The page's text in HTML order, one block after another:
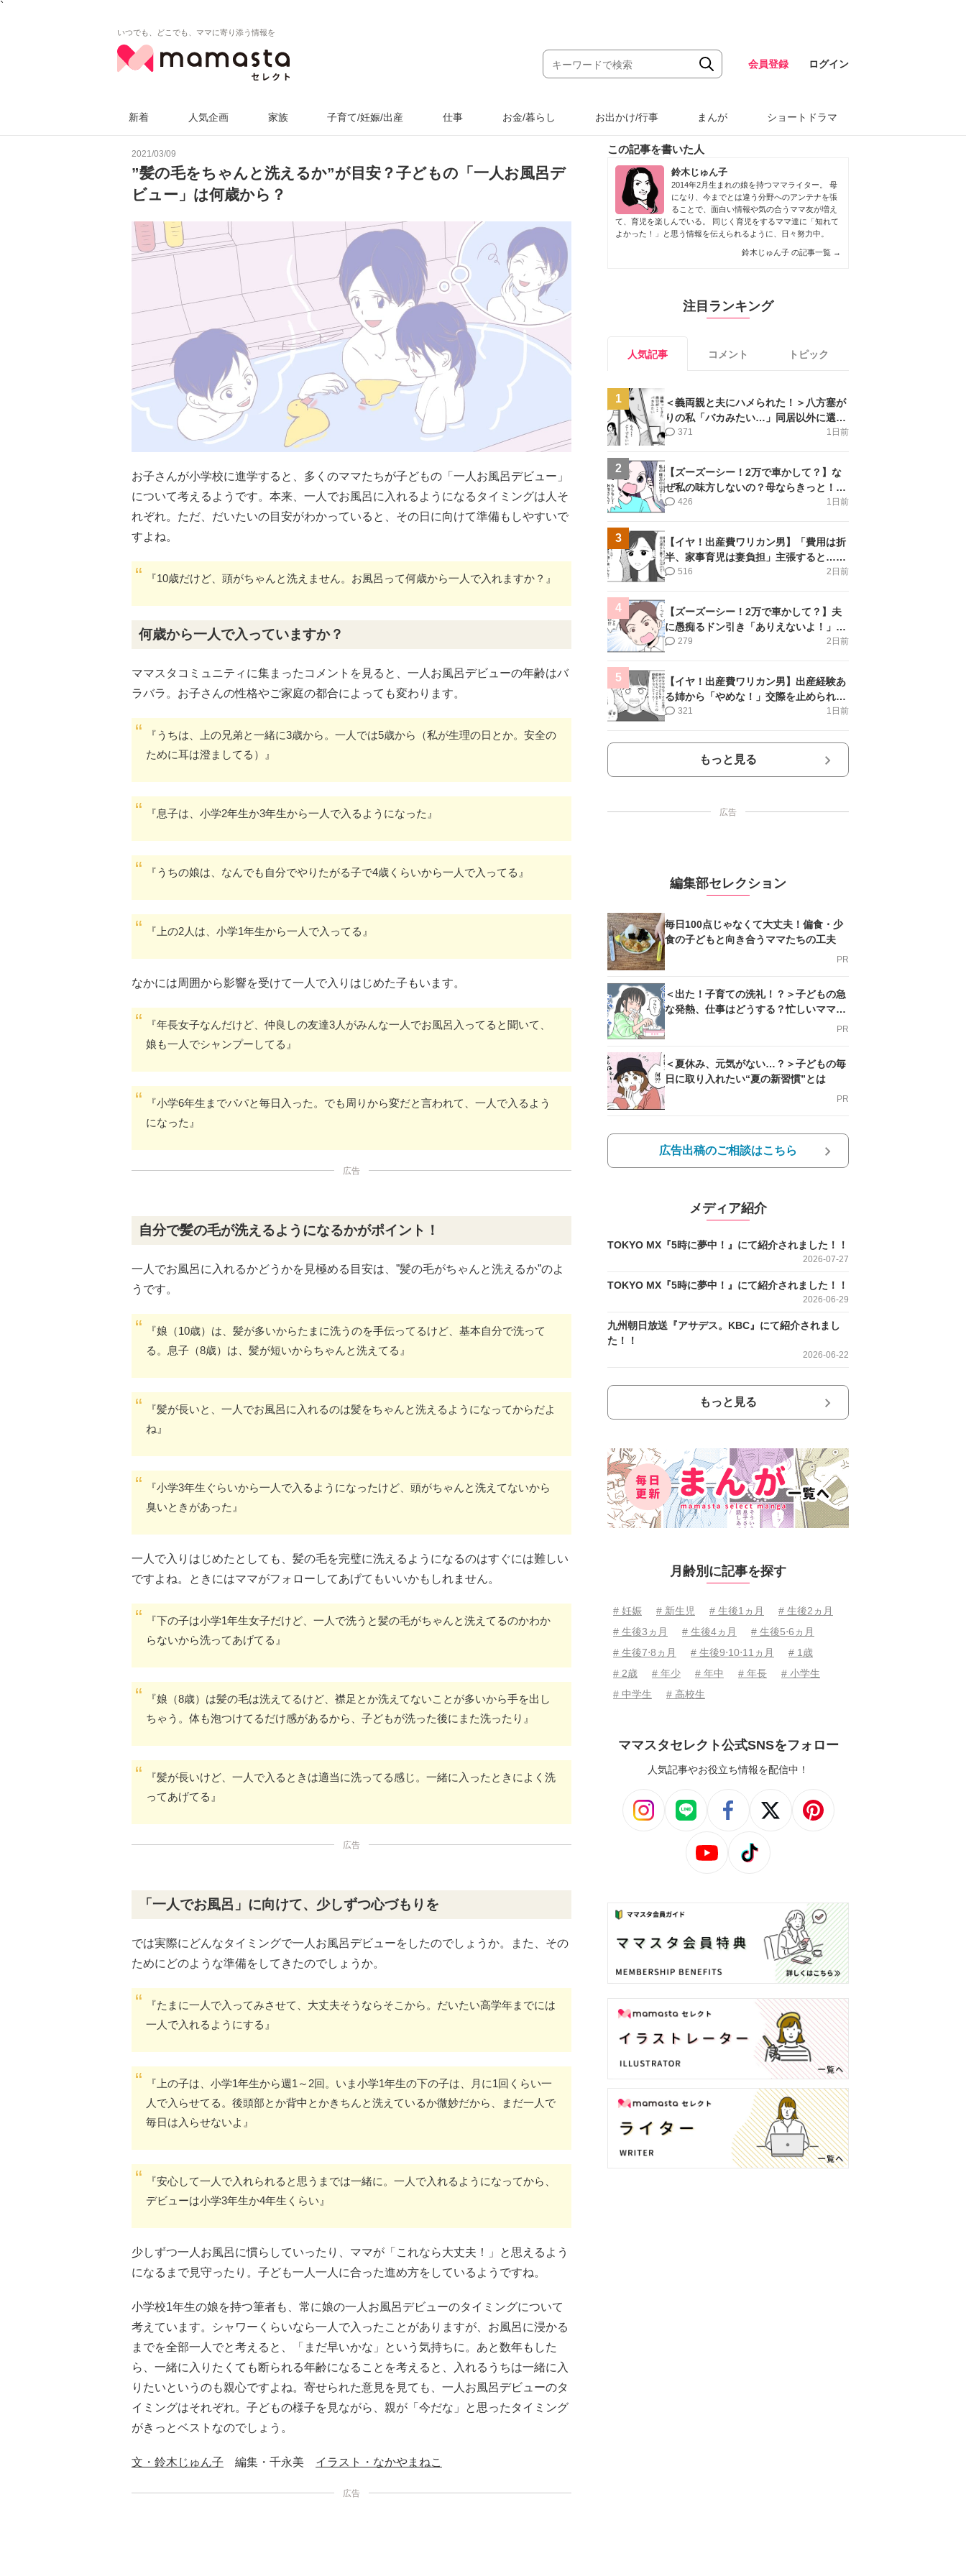
`
いつでも、どこでも、ママに寄り添う情報を
会員登録 ログイン
新着 人気企画 家族 子育て/妊娠/出産 仕事 お金/暮らし お出かけ/行事 まんが ショートドラマ
2021/03/09
”髪の毛をちゃんと洗えるか”が目安？子どもの「一人お風呂デ
ビュー」は何歳から？
お子さんが小学校に進学すると、多くのママたちが子どもの「一人お風呂デビュー」
について考えるようです。本来、一人でお風呂に入れるようになるタイミングは人そ
れぞれ。ただ、だいたいの目安がわかっていると、その日に向けて準備もしやすいで
すよね。
『10歳だけど、頭がちゃんと洗えません。お風呂って何歳から一人で入れますか？』
何歳から一人で入っていますか？
ママスタコミュニティに集まったコメントを見ると、一人お風呂デビューの年齢はバ
ラバラ。お子さんの性格やご家庭の都合によっても変わります。
『うちは、上の兄弟と一緒に3歳から。一人では5歳から（私が生理の日とか。安全の
ために耳は澄ましてる）』
『息子は、小学2年生か3年生から一人で入るようになった』
『うちの娘は、なんでも自分でやりたがる子で4歳くらいから一人で入ってる』
『上の2人は、小学1年生から一人で入ってる』
なかには周囲から影響を受けて一人で入りはじめた子もいます。
『年長女子なんだけど、仲良しの友達3人がみんな一人でお風呂入ってると聞いて、
娘も一人でシャンプーしてる』
『小学6年生までパパと毎日入った。でも周りから変だと言われて、一人で入るよう
になった』
広告
自分で髪の毛が洗えるようになるかがポイント！
一人でお風呂に入れるかどうかを見極める目安は、”髪の毛がちゃんと洗えるか”のよ
うです。
『娘（10歳）は、髪が多いからたまに洗うのを手伝ってるけど、基本自分で洗って
る。息子（8歳）は、髪が短いからちゃんと洗えてる』
『髪が長いと、一人でお風呂に入れるのは髪をちゃんと洗えるようになってからだよ
ね』
『小学3年生ぐらいから一人で入るようになったけど、頭がちゃんと洗えてないから
臭いときがあった』
一人で入りはじめたとしても、髪の毛を完璧に洗えるようになるのはすぐには難しい
ですよね。ときにはママがフォローしてあげてもいいかもしれません。
『下の子は小学1年生女子だけど、一人で洗うと髪の毛がちゃんと洗えてるのかわか
らないから洗ってあげてる』
『娘（8歳）は髪の毛は洗えてるけど、襟足とか洗えてないことが多いから手を出し
ちゃう。体も泡つけてるだけ感があるから、子どもが洗った後にまた洗ったり』
『髪が長いけど、一人で入るときは適当に洗ってる感じ。一緒に入ったときによく洗
ってあげてる』
広告
「一人でお風呂」に向けて、少しずつ心づもりを
では実際にどんなタイミングで一人お風呂デビューをしたのでしょうか。また、その
ためにどのような準備をしてきたのでしょうか。
『たまに一人で入ってみさせて、大丈夫そうならそこから。だいたい高学年までには
一人で入れるようにする』
『上の子は、小学1年生から週1～2回。いま小学1年生の下の子は、月に1回くらい一
人で入らせてる。後頭部とか背中とかきちんと洗えているか微妙だから、まだ一人で
毎日は入らせないよ』
『安心して一人で入れられると思うまでは一緒に。一人で入れるようになってから、
デビューは小学3年生か4年生くらい』
少しずつ一人お風呂に慣らしていったり、ママが「これなら大丈夫！」と思えるよう
になるまで見守ったり。子ども一人一人に合った進め方をしているようですね。
小学校1年生の娘を持つ筆者も、常に娘の一人お風呂デビューのタイミングについて
考えています。シャワーくらいなら一人で入ったことがありますが、お風呂に浸かる
までを全部一人でと考えると、「まだ早いかな」という気持ちに。あと数年もした
ら、一緒に入りたくても断られる年齢になることを考えると、入れるうちは一緒に入
りたいというのも親心ですよね。寄せられた意見を見ても、一人お風呂デビューのタ
イミングはそれぞれ。子どもの様子を見ながら、親が「今だな」と思ったタイミング
がきっとベストなのでしょう。
文・鈴木じゅん子 編集・千永美 イラスト・なかやまねこ
広告
この記事を書いた人
鈴木じゅん子
2014年2月生まれの娘を持つママライター。 母
になり、今までとは違う分野へのアンテナを張
ることで、面白い情報や気の合うママ友が増え
て、育児を楽しんでいる。 同じく育児をするママ達に「知れて
よかった！」と思う情報を伝えられるように、日々努力中。
鈴木じゅん子 の記事一覧 →
注目ランキング
人気記事 コメント トピック
1
＜義両親と夫にハメられた！＞八方塞が
りの私「バカみたい…」同居以外に選択
肢がない【第5話まんが】
1日前
371
2
【ズーズーシー！2万で車かして？】な
ぜ私の味方しないの？母ならきっと！＜
第17話＞#4コマ母道場
1日前
426
3
【イヤ！出産費ワリカン男】「費用は折
半、家事育児は妻負担」主張すると…＜
第11話＞#4コマ母道場
2日前
516
4
【ズーズーシー！2万で車かして？】夫
に愚痴るドン引き「ありえないよ！」＜
第16話＞#4コマ母道場
2日前
279
5
【イヤ！出産費ワリカン男】出産経験あ
る姉から「やめな！」交際を止められ＜
第12話＞#4コマ母道場
1日前
321
もっと見る
広告
編集部セレクション
毎日100点じゃなくて大丈夫！偏食・少
食の子どもと向き合うママたちの工夫
PR
＜出た！子育ての洗礼！？＞子どもの急
な発熱、仕事はどうする？忙しいママを
PR
＜夏休み、元気がない…？＞子どもの毎
日に取り入れたい“夏の新習慣”とは
PR
広告出稿のご相談はこちら
メディア紹介
TOKYO MX『5時に夢中！』にて紹介されました！！
2026-07-27
TOKYO MX『5時に夢中！』にて紹介されました！！
2026-06-29
九州朝日放送『アサデス。KBC』にて紹介されまし
た！！
2026-06-22
もっと見る
月齢別に記事を探す
# 妊娠 # 新生児 # 生後1ヵ月
# 生後2ヵ月
# 生後3ヵ月
# 生後4ヵ月
# 生後5⋅6ヵ月
# 生後7⋅8ヵ月
# 生後9⋅10⋅11ヵ月
# 1歳
# 2歳
# 年少 # 年中 # 年長
# 小学生
# 中学生
# 高校生
ママスタセレクト公式SNSをフォロー
人気記事やお役立ち情報を配信中！